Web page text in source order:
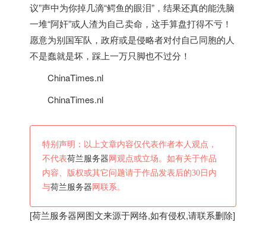
议”声中为你掉几滴“鳄鱼的眼泪”，结果还真的能洗脑
一堆“阿奸”或人渣为自己卖命，这手算盘打得不亏！
愿意为别国军队，政府或是侵略者对付自己同胞的人
不是蠢就是坏，踩上一万只脚也不过分！
ChinaTimes.nl
ChinaTimes.nl
特别声明：以上文章内容仅代表作者本人观点，
不代表荷兰服务器 网观点或立场。如有关于作品
内容、版权或其它问题请于作品发表后的30日内
与荷兰服务器 网联系。
[荷兰服务器网图文来源于网络,如有侵权,请联系删除]